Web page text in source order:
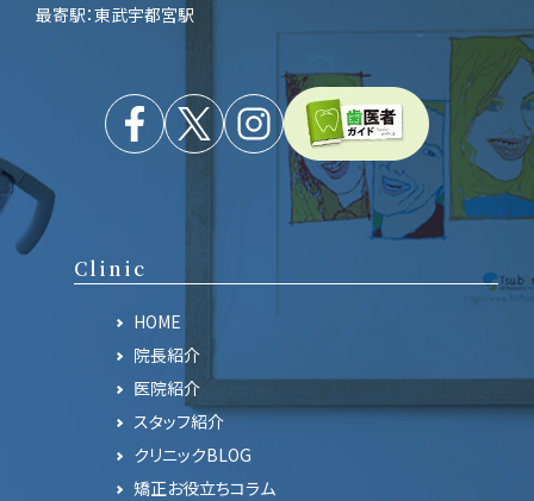
最寄駅：東武宇都宮駅
Clinic
HOME
院長紹介
医院紹介
スタッフ紹介
クリニックBLOG
矯正お役立ちコラム